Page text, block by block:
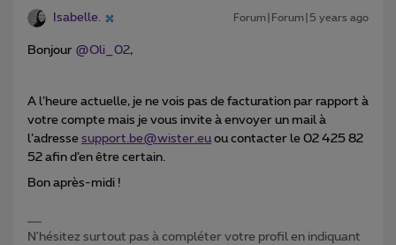
Isabelle. Forum|Forum|5 years ago
Bonjour @Oli_02,
A l’heure actuelle, je ne vois pas de facturation par rapport à
votre compte mais je vous invite à envoyer un mail à
l’adresse support.be@wister.euou contacter le 02 425 82
52 afin d’en être certain.
Bon après-midi !
N'hésitez surtout pas à compléter votre profil en indiquant